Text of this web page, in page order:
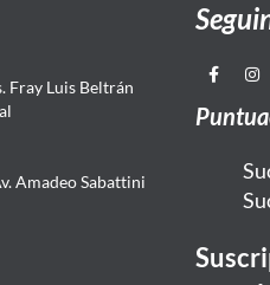
Fray Luis Beltrán
Amadeo Sabattini